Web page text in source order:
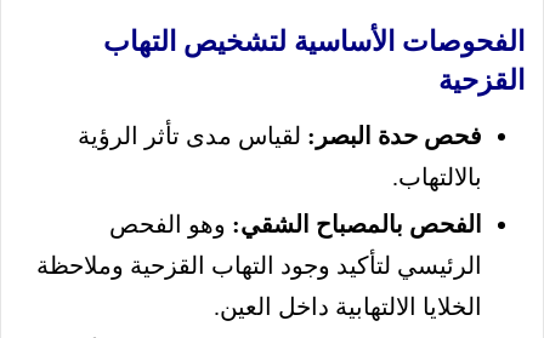
الفحوصات الأساسية لتشخيص التهاب
القزحية
فحص حدة البصر: لقياس مدى تأثر الرؤية
بالالتهاب.
الفحص بالمصباح الشقي: وهو الفحص
الرئيسي لتأكيد وجود التهاب القزحية وملاحظة
الخلايا الالتهابية داخل العين.